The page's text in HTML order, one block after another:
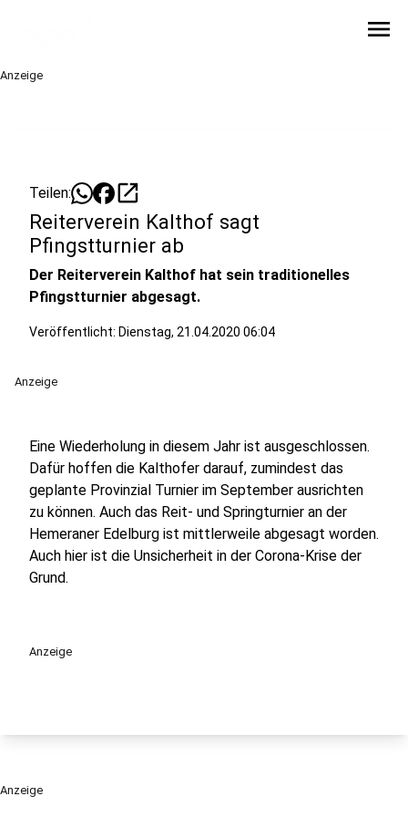
menu
Anzeige
Teilen: open_in_new
Reiterverein Kalthof sagt
Pfingstturnier ab
Der Reiterverein Kalthof hat sein traditionelles
Pfingstturnier abgesagt.
Veröffentlicht: Dienstag, 21.04.2020 06:04
Anzeige
Eine Wiederholung in diesem Jahr ist ausgeschlossen.
Dafür hoffen die Kalthofer darauf, zumindest das
geplante Provinzial Turnier im September ausrichten
zu können. Auch das Reit- und Springturnier an der
Hemeraner Edelburg ist mittlerweile abgesagt worden.
Auch hier ist die Unsicherheit in der Corona-Krise der
Grund.
Anzeige
Anzeige